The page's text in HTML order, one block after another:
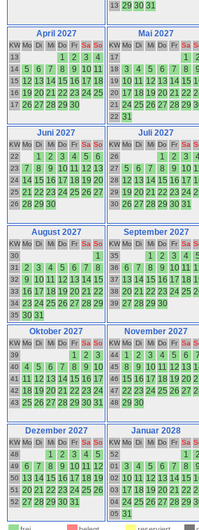
13 29 30 31
April 2027
KW Mo Di Mi Do Fr Sa So
13
1 2 3 4
14 5 6 7 8 9 10 11
15 12 13 14 15 16 17 18
16 19 20 21 22 23 24 25
17 26 27 28 29 30
Mai 2027
KW Mo Di Mi Do Fr Sa
17
1 2
18 3 4 5 6 7 8 9
19 10 11 12 13 14 15
20 17 18 19 20 21 22
21 24 25 26 27 28 29
22 31
Juni 2027
KW Mo Di Mi Do Fr Sa So
22
1 2 3 4 5 6
23 7 8 9 10 11 12 13
24 14 15 16 17 18 19 20
25 21 22 23 24 25 26 27
26 28 29 30
Juli 2027
KW Mo Di Mi Do Fr Sa
26
1 2 3
27 5 6 7 8 9 10
28 12 13 14 15 16 17
29 19 20 21 22 23 24
30 26 27 28 29 30 31
August 2027
KW Mo Di Mi Do Fr Sa So
30
1
31 2 3 4 5 6 7 8
32 9 10 11 12 13 14 15
33 16 17 18 19 20 21 22
34 23 24 25 26 27 28 29
35 30 31
September 2027
KW Mo Di Mi Do Fr Sa
35
1 2 3 4 5
36 6 7 8 9 10 11
37 13 14 15 16 17 18
38 20 21 22 23 24 25
39 27 28 29 30
Oktober 2027
KW Mo Di Mi Do Fr Sa So
39
1 2 3
40 4 5 6 7 8 9 10
41 11 12 13 14 15 16 17
42 18 19 20 21 22 23 24
43 25 26 27 28 29 30 31
November 2027
KW Mo Di Mi Do Fr Sa
44
1 2 3 4 5 6 7
45 8 9 10 11 12 13
46 15 16 17 18 19 20
47 22 23 24 25 26 27
48 29 30
Dezember 2027
KW Mo Di Mi Do Fr Sa So
48
1 2 3 4 5
49 6 7 8 9 10 11 12
50 13 14 15 16 17 18 19
51 20 21 22 23 24 25 26
52 27 28 29 30 31
Januar 2028
KW Mo Di Mi Do Fr Sa
52
1 2
01 3 4 5 6 7 8 9
02 10 11 12 13 14 15
03 17 18 19 20 21 22
04 24 25 26 27 28 29
05 31